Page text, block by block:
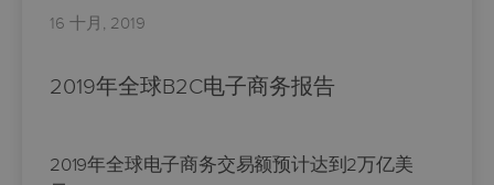
16 十月, 2019
2019年全球B2C电子商务报告
2019年全球电子商务交易额预计达到2万亿美